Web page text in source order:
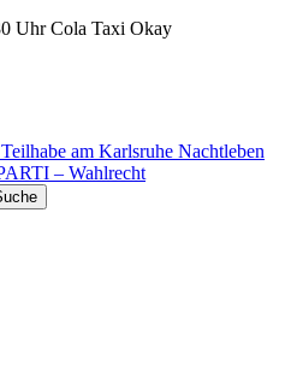
Uhr Cola Taxi Okay
am Karlsruhe Nachtleben
– Wahlrecht